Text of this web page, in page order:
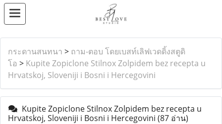
กระดานสนทนา > ถาม-ตอบ โดยเบสท์เลิฟเวดดิ้งสตูดิ
โอ > Kupite Zopiclone Stilnox Zolpidem bez recepta u
Hrvatskoj, Sloveniji i Bosni i Hercegovini
Kupite Zopiclone Stilnox Zolpidem bez recepta u
Hrvatskoj, Sloveniji i Bosni i Hercegovini (87 อ่าน)